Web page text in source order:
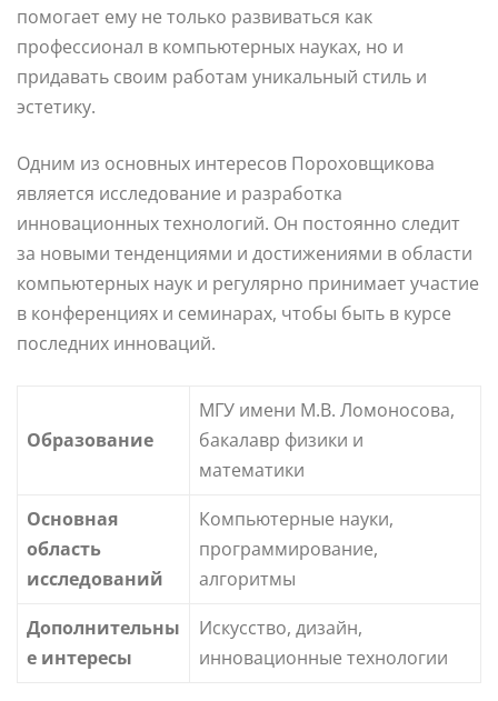
помогает ему не только развиваться как
профессионал в компьютерных науках, но и
придавать своим работам уникальный стиль и
эстетику.
Одним из основных интересов Пороховщикова
является исследование и разработка
инновационных технологий. Он постоянно следит
за новыми тенденциями и достижениями в области
компьютерных наук и регулярно принимает участие
в конференциях и семинарах, чтобы быть в курсе
последних инноваций.
Образование
МГУ имени М.В. Ломоносова,
бакалавр физики и
математики
Основная
область
исследований
Компьютерные науки,
программирование,
алгоритмы
Дополнительны
е интересы
Искусство, дизайн,
инновационные технологии